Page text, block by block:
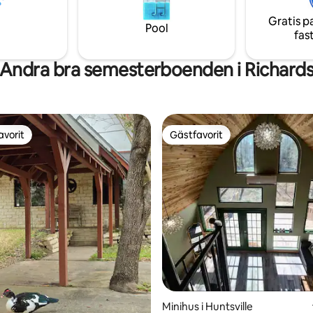
genom vår gemensamma
handla i vår historiska
som har utsikt över rullande
betesmarker.
Pool
Gratis
Andra bra semesterboenden i
Gästfavorit
Gästfavorit
Minihus i Huntsville